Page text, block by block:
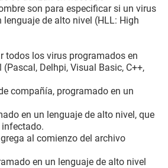
son para especificar si un virus
de alto nivel (HLL: High
todos los virus programados en
Delhpi, Visual Basic, C++,
compañía, programado en un
en un lenguaje de alto nivel, que
al comienzo del archivo
en un lenguaje de alto nivel